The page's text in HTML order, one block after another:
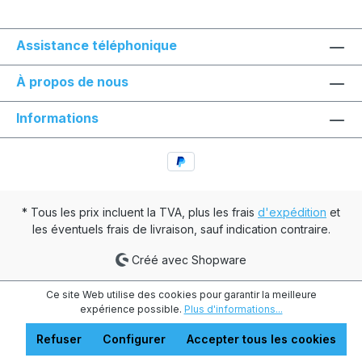
Assistance téléphonique
À propos de nous
Informations
* Tous les prix incluent la TVA, plus les frais d'expédition et
les éventuels frais de livraison, sauf indication contraire.
Créé avec Shopware
Ce site Web utilise des cookies pour garantir la meilleure
expérience possible. Plus d'informations...
Refuser Configurer Accepter tous les cookies